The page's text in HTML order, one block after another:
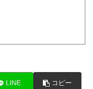
LINE コピー